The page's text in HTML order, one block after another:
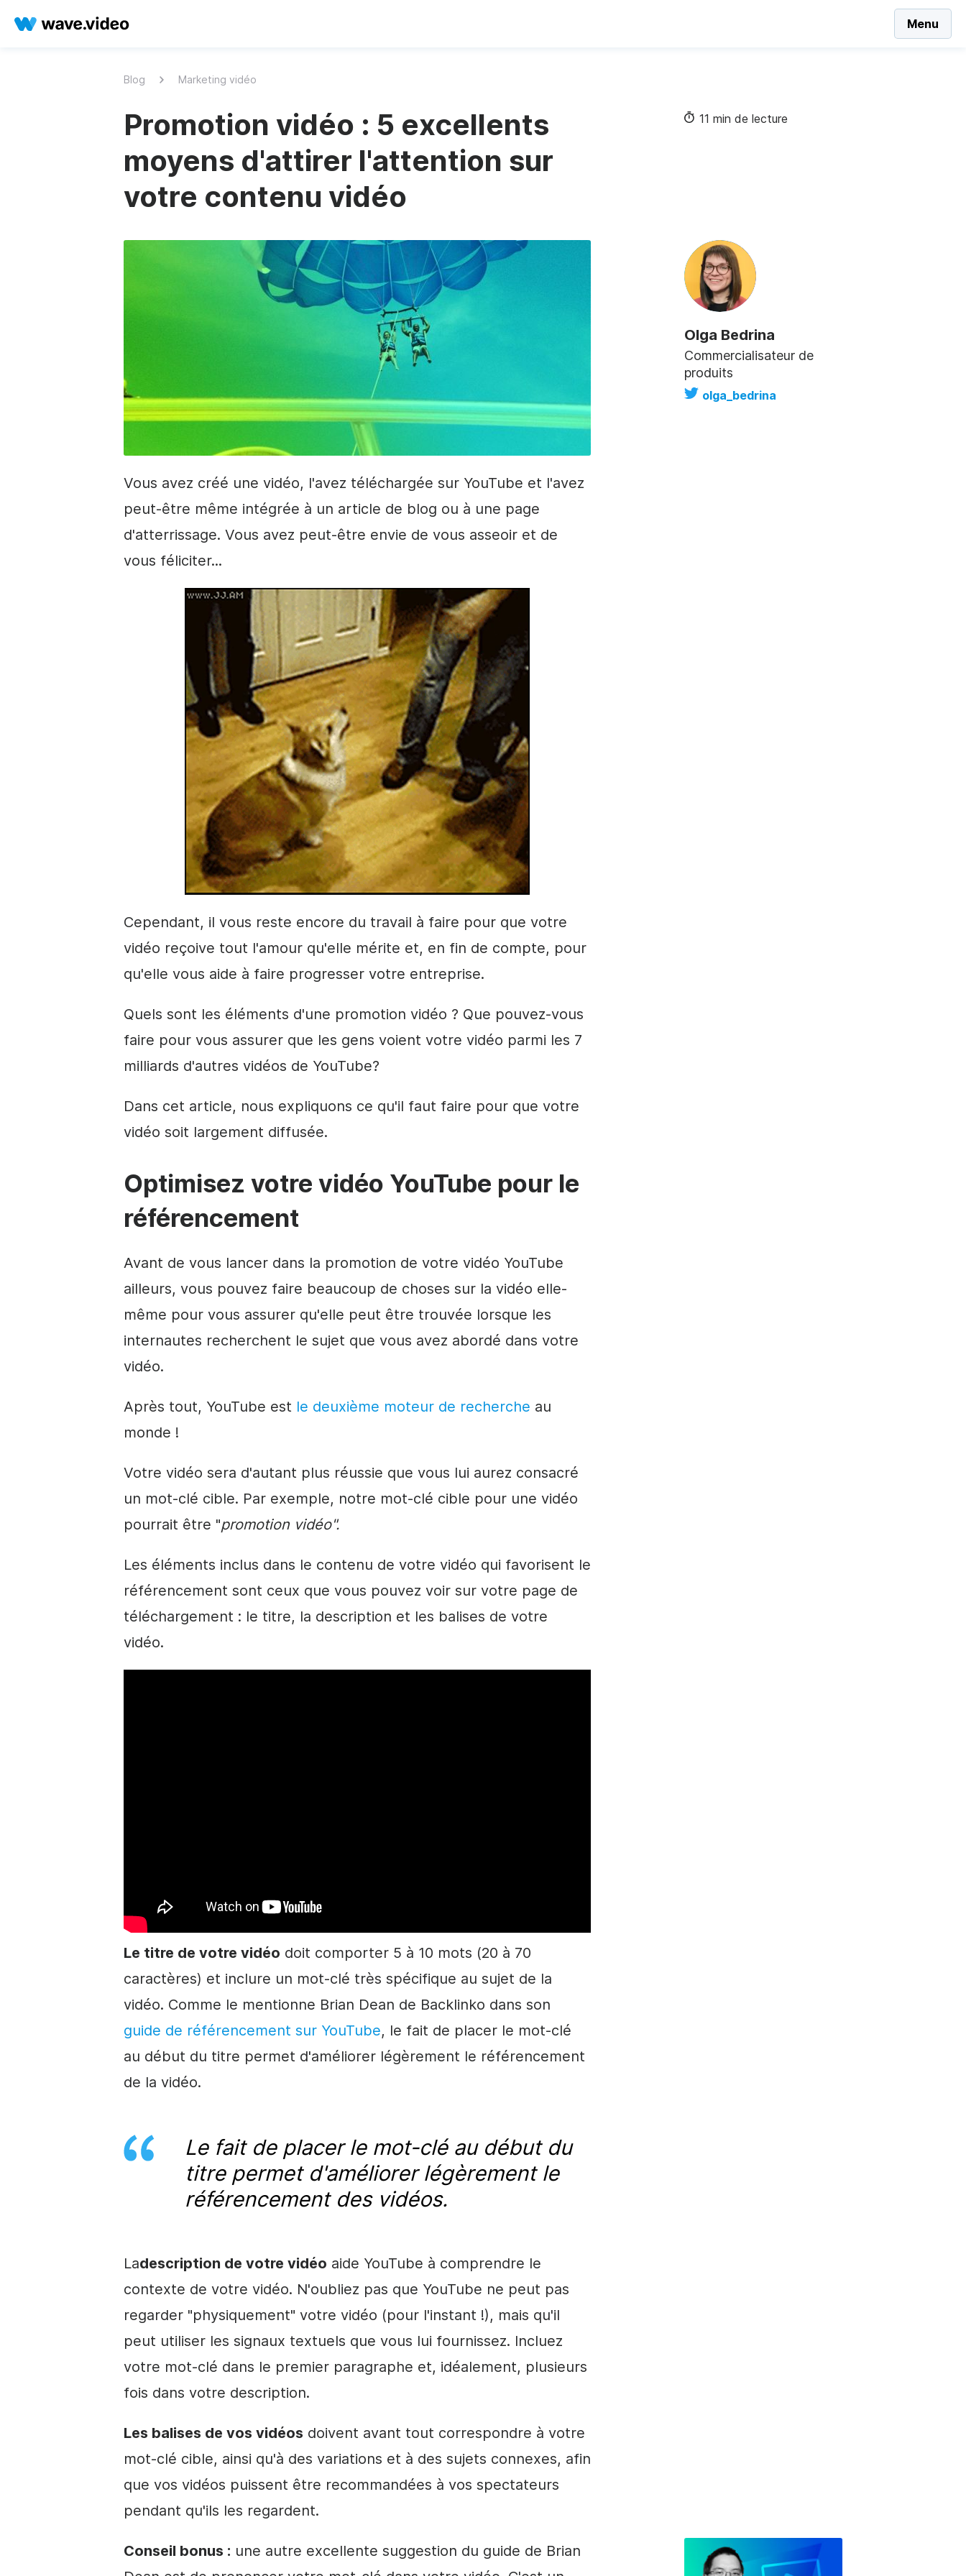
Menu
Blog Marketing vidéo
Promotion vidéo : 5 excellents
moyens d'attirer l'attention sur
votre contenu vidéo
11 min de lecture
Olga Bedrina
Commercialisateur de
produits
olga_bedrina
Vous avez créé une vidéo, l'avez téléchargée sur YouTube et l'avez
peut-être même intégrée à un article de blog ou à une page
d'atterrissage. Vous avez peut-être envie de vous asseoir et de
vous féliciter...
Cependant, il vous reste encore du travail à faire pour que votre
vidéo reçoive tout l'amour qu'elle mérite et, en fin de compte, pour
qu'elle vous aide à faire progresser votre entreprise.
Quels sont les éléments d'une promotion vidéo ? Que pouvez-vous
faire pour vous assurer que les gens voient votre vidéo parmi les 7
milliards d'autres vidéos de YouTube?
Dans cet article, nous expliquons ce qu'il faut faire pour que votre
vidéo soit largement diffusée.
Optimisez votre vidéo YouTube pour le
référencement
Avant de vous lancer dans la promotion de votre vidéo YouTube
ailleurs, vous pouvez faire beaucoup de choses sur la vidéo elle-
même pour vous assurer qu'elle peut être trouvée lorsque les
internautes recherchent le sujet que vous avez abordé dans votre
vidéo.
Après tout, YouTube est le deuxième moteur de recherche au
monde !
Votre vidéo sera d'autant plus réussie que vous lui aurez consacré
un mot-clé cible. Par exemple, notre mot-clé cible pour une vidéo
pourrait être "promotion vidéo".
Les éléments inclus dans le contenu de votre vidéo qui favorisent le
référencement sont ceux que vous pouvez voir sur votre page de
téléchargement : le titre, la description et les balises de votre
vidéo.
Le titre de votre vidéo doit comporter 5 à 10 mots (20 à 70
caractères) et inclure un mot-clé très spécifique au sujet de la
vidéo. Comme le mentionne Brian Dean de Backlinko dans son
guide de référencement sur YouTube, le fait de placer le mot-clé
au début du titre permet d'améliorer légèrement le référencement
de la vidéo.
Le fait de placer le mot-clé au début du
titre permet d'améliorer légèrement le
référencement des vidéos.
Ladescription de votre vidéo aide YouTube à comprendre le
contexte de votre vidéo. N'oubliez pas que YouTube ne peut pas
regarder "physiquement" votre vidéo (pour l'instant !), mais qu'il
peut utiliser les signaux textuels que vous lui fournissez. Incluez
votre mot-clé dans le premier paragraphe et, idéalement, plusieurs
fois dans votre description.
Les balises de vos vidéos doivent avant tout correspondre à votre
mot-clé cible, ainsi qu'à des variations et à des sujets connexes, afin
que vos vidéos puissent être recommandées à vos spectateurs
pendant qu'ils les regardent.
Conseil bonus : une autre excellente suggestion du guide de Brian